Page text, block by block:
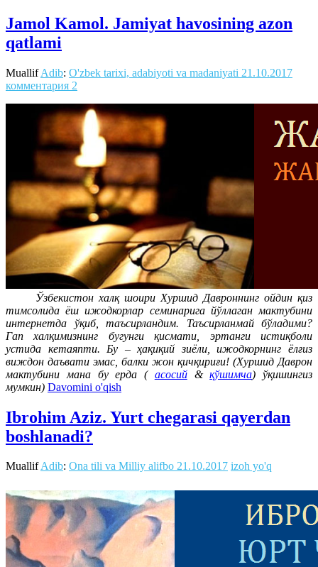
Jamol Kamol. Jamiyat havosining azon
qatlami
MuallifAdib: O'zbek tarixi, adabiyoti va madaniyati 21.10.2017
комментария 2
Ўзбекистон халқ шоири Хуршид Давроннинг ойдин қиз
тимсолида ёш ижодкорлар семинарига йўллаган мактубини
интернетда ўқиб, таъсирландим. Таъсирланмай бўладими?
Гап халқимизнинг бугунги қисмати, эртанги истиқболи
устида кетаяпти. Бу – ҳақиқий зиёли, ижодкорнинг ёлғиз
виждон даъвати эмас, балки жон қичқириғи! (Хуршид Даврон
мактубини мана бу ерда ( асосий &қўшимча) ўқишингиз
мумкин) Davomini o'qish
Ibrohim Aziz. Yurt chegarasi qayerdan
boshlanadi?
MuallifAdib: Ona tili va Milliy alifbo 21.10.2017 izoh yo'q